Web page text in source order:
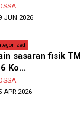
JUN 2026
sasaran fisik
Ko...
APR 2026